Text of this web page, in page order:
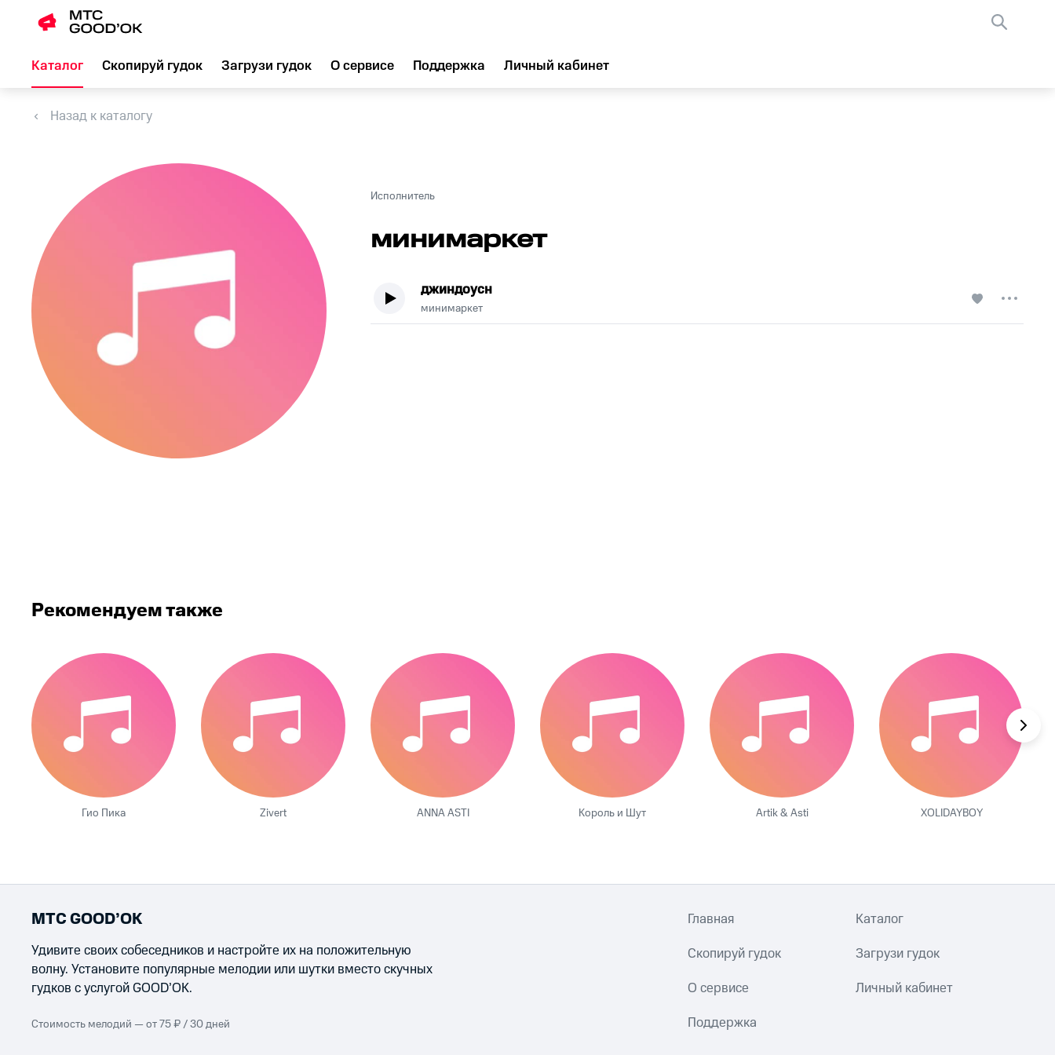
Каталог Скопируй гудок Загрузи гудок О сервисе Поддержка Личный кабинет
Назад к каталогу
Исполнитель
минимаркет
джиндоусн
минимаркет
Рекомендуем также
Гио Пика Zivert ANNA ASTI Король и Шут Artik & Asti XOLIDAYBOY
МТС GOOD’OK
Удивите своих собеседников и настройте их на положительную
волну. Установите популярные мелодии или шутки вместо скучных
гудков с услугой GOOD’OK.
Стоимость мелодий — от 75 ₽ / 30 дней
Главная Каталог
Скопируй гудок Загрузи гудок
О сервисе Личный кабинет
Поддержка